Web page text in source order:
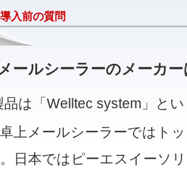
導入前の質問
ールシーラーのメーカ
品は「Welltec system」と
上メールシーラーではト
日本ではピーエスイーソ